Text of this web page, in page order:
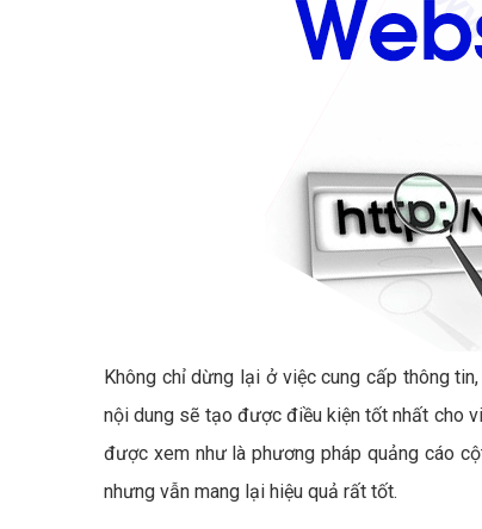
Không chỉ dừng lại ở việc cung cấp thông
nội dung sẽ tạo được điều kiện tốt nhất cho
được xem như là phương pháp quảng cáo
nhưng vẫn mang lại hiệu quả rất tốt.